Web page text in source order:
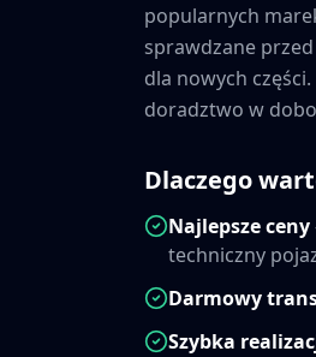
popularnych
sprawdzane
dla nowych
doradztwo w
Dlaczego
Najlepsze ceny
techniczny
Darmowy
Szybka